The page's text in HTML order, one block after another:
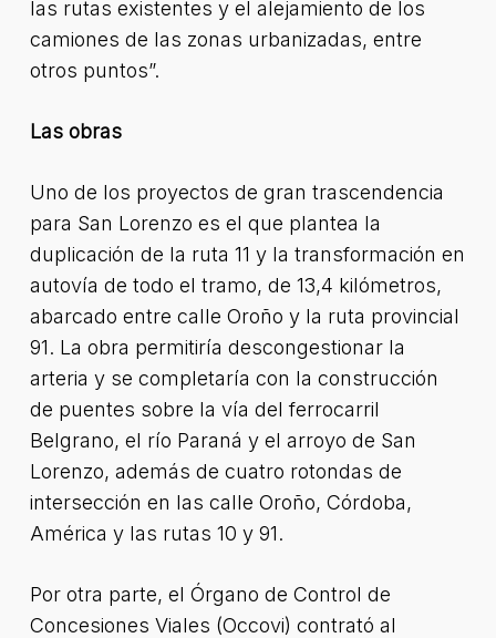
las rutas existentes y el alejamiento de los
camiones de las zonas urbanizadas, entre
otros puntos”.
Las obras
Uno de los proyectos de gran trascendencia
para San Lorenzo es el que plantea la
duplicación de la ruta 11 y la transformación en
autovía de todo el tramo, de 13,4 kilómetros,
abarcado entre calle Oroño y la ruta provincial
91. La obra permitiría descongestionar la
arteria y se completaría con la construcción
de puentes sobre la vía del ferrocarril
Belgrano, el río Paraná y el arroyo de San
Lorenzo, además de cuatro rotondas de
intersección en las calle Oroño, Córdoba,
América y las rutas 10 y 91.
Por otra parte, el Órgano de Control de
Concesiones Viales (Occovi) contrató al